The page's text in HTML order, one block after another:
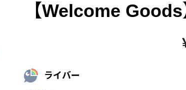
【Welcome
ライバー